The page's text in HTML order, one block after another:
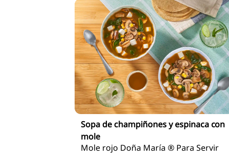
Sopa de champiñones y espinaca con
mole
Mole rojo Doña María ® Para Servir